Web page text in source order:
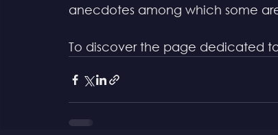
anecdotes among which some
To discover the page dedicated